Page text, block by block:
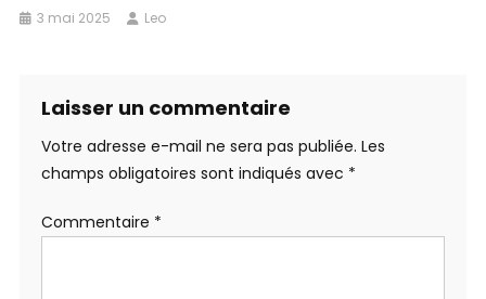
3 mai 2025 Leo
Laisser un commentaire
Votre adresse e-mail ne sera pas publiée. Les
champs obligatoires sont indiqués avec *
Commentaire *